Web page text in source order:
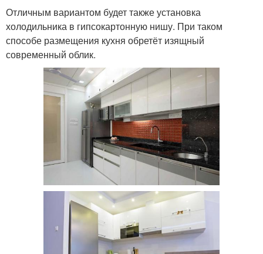
Отличным вариантом будет также установка
холодильника в гипсокартонную нишу. При таком
способе размещения кухня обретёт изящный
современный облик.